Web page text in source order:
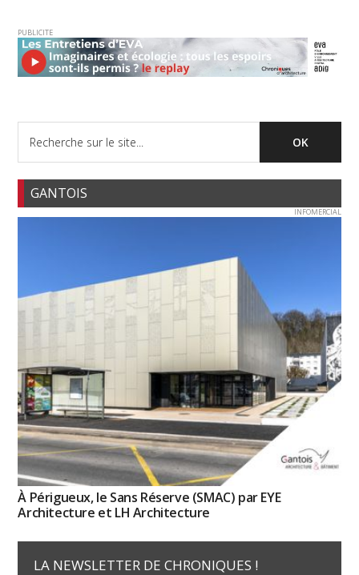
PUBLICITE
GANTOIS
INFOMERCIAL
À Périgueux, le Sans Réserve (SMAC) par EYE
Architecture et LH Architecture
LA NEWSLETTER DE CHRONIQUES !